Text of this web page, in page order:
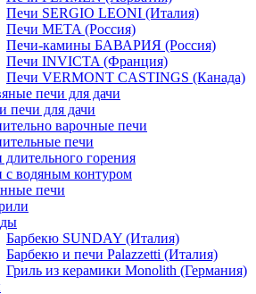
Печи SERGIO LEONI (Италия)
Печи META (Россия)
Печи-камины БАВАРИЯ (Россия)
Печи INVICTA (Франция)
Печи VERMONT CASTINGS (Канада)
печи для дачи
печи для дачи
варочные печи
печи
горения
с водяным контуром
печи
Барбекю SUNDAY (Италия)
Барбекю и печи Palazzetti (Италия)
Гриль из керамики Monolith (Германия)